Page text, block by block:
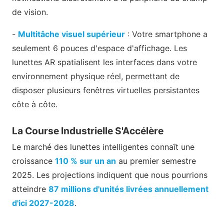
de vision.
- Multitâche visuel supérieur : Votre smartphone a
seulement 6 pouces d'espace d'affichage. Les
lunettes AR spatialisent les interfaces dans votre
environnement physique réel, permettant de
disposer plusieurs fenêtres virtuelles persistantes
côte à côte.
La Course Industrielle S'Accélère
Le marché des lunettes intelligentes connaît une
croissance 110 % sur un an au premier semestre
2025. Les projections indiquent que nous pourrions
atteindre 87 millions d'unités livrées annuellement
d'ici 2027-2028.